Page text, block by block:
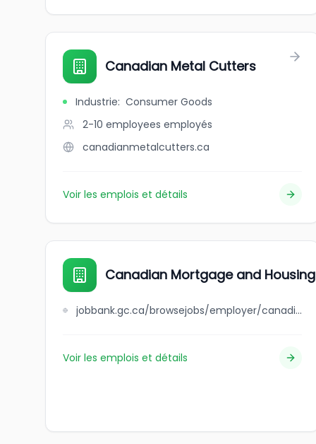
Canadian Metal Cutters
Industrie: Consumer Goods
2-10 employees employés
canadianmetalcutters.ca
Voir les emplois et détails
Canadian Mortgage and
jobbank.gc.ca/browsejobs/employer/canadian+mortgage+and+housing+corporation+%28cmhc%29/ca
Voir les emplois et détails